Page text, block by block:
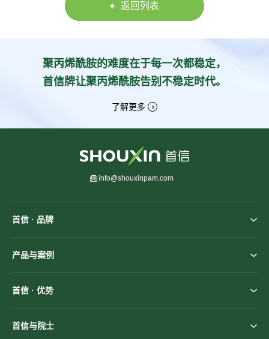
返回列表
聚丙烯酰胺的难度在于每一次都稳定，
首信牌让聚丙烯酰胺告别不稳定时代。
了解更多
info@shouxinpam.com
首信 · 品牌
产品与案例
首信 · 优势
首信与院士